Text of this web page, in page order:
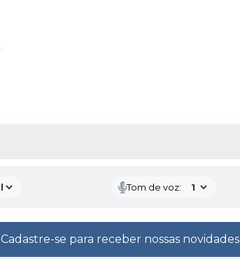
Tom de voz:
Cadastre-se para receber nossas novidades